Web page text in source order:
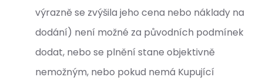
výrazně se zvýšila jeho cena nebo náklady na
dodání) není možné za původních podmínek
dodat, nebo se plnění stane objektivně
nemožným, nebo pokud nemá Kupující